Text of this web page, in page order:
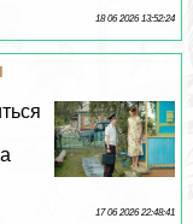
18 06 2026 13:52:24
17 06 2026 22:48:41